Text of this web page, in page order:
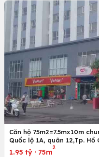
Căn hộ 75m2=7.5mx10m
Quốc lộ 1A, quân 12,Tp. Hồ
1.95 tỷ · 75m
2